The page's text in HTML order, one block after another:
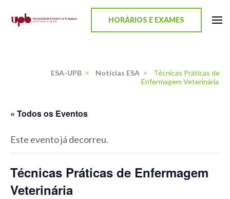
HORÁRIOS E EXAMES
ESA-UPB > Notícias ESA >
Técnicas Práticas de
Enfermagem Veterinária
« Todos os Eventos
Este evento já decorreu.
Técnicas Práticas de Enfermagem
Veterinária